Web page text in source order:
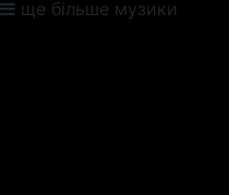
ще більше музики